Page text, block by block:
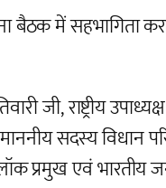
बैठक में सहभागिता
जी, राष्ट्रीय
सदस्य विधान
प्रमुख एवं भारतीय